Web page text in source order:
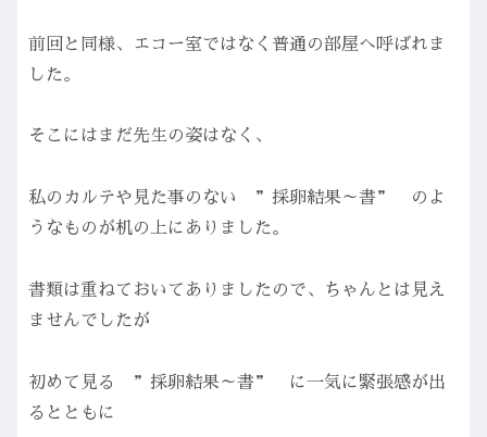
前回と同様、エコー室ではなく普通の部屋へ呼ばれま
した。
そこにはまだ先生の姿はなく、
私のカルテや見た事のない ”採卵結果～書” のよ
うなものが机の上にありました。
書類は重ねておいてありましたので、ちゃんとは見え
ませんでしたが
初めて見る ”採卵結果～書” に一気に緊張感が出
るとともに